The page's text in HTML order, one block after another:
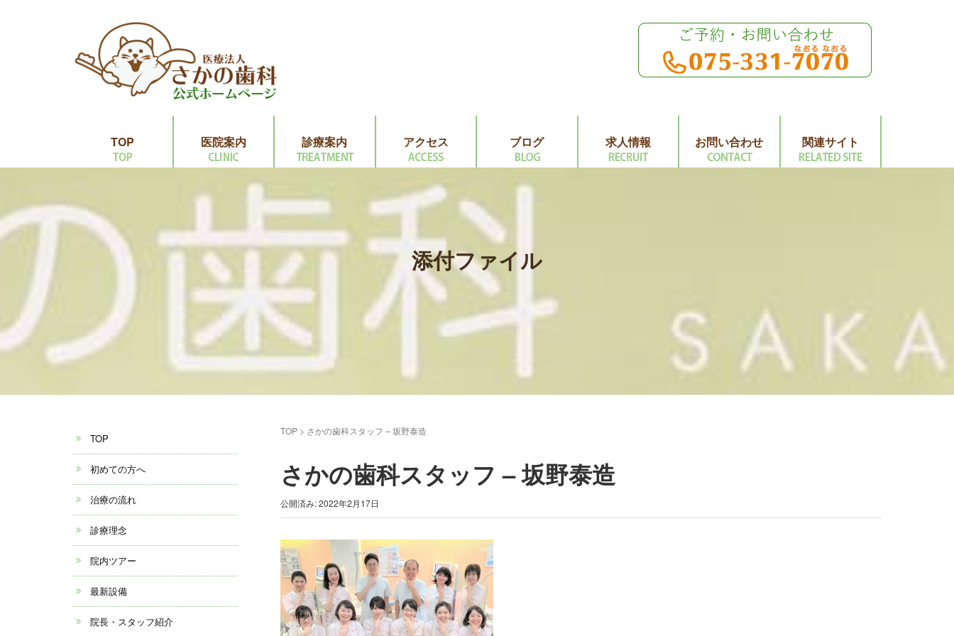
TOP 医院案内 診療案内 アクセス ブログ 求人情報 お問い合わせ 関連サイト
添付ファイル
TOP> さかの歯科スタッフ – 坂野泰造
さかの歯科スタッフ – 坂野泰造
公開済み: 2022年2月17日
TOP
初めての方へ
治療の流れ
診療理念
院内ツアー
最新設備
院長・スタッフ紹介